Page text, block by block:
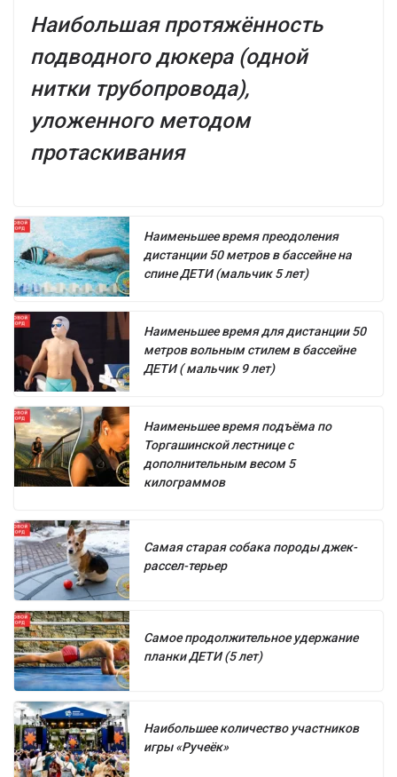
Наибольшая протяжённость
подводного дюкера (одной
нитки трубопровода),
уложенного методом
протаскивания
Наименьшее время преодоления
дистанции 50 метров в бассейне на
спине ДЕТИ (мальчик 5 лет)
Наименьшее время для дистанции 50
метров вольным стилем в бассейне
ДЕТИ ( мальчик 9 лет)
Наименьшее время подъёма по
Торгашинской лестнице с
дополнительным весом 5
килограммов
Самая старая собака породы джек-
рассел-терьер
Самое продолжительное удержание
планки ДЕТИ (5 лет)
Наибольшее количество участников
игры «Ручеёк»